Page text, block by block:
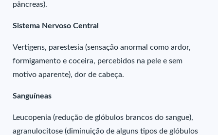
pâncreas).
Sistema Nervoso Central
Vertigens, parestesia (sensação anormal como ardor,
formigamento e coceira, percebidos na pele e sem
motivo aparente), dor de cabeça.
Sanguíneas
Leucopenia (redução de glóbulos brancos do sangue),
agranulocitose (diminuição de alguns tipos de glóbulos